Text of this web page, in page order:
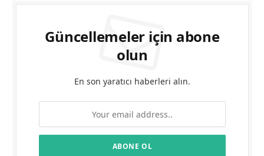
Güncellemeler için abone
olun
En son yaratıcı haberleri alın.